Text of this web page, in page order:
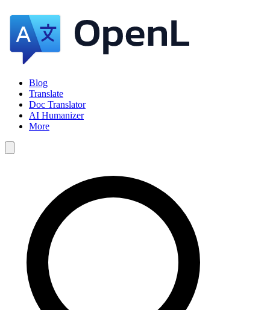
Blog
Translate
Doc Translator
AI Humanizer
More